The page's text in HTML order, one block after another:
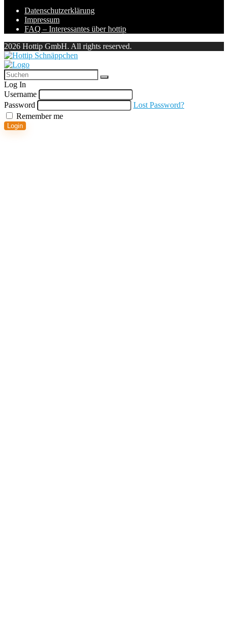
Datenschutzerklärung
Impressum
FAQ – Interessantes über hottip
2026 Hottip GmbH. All rights reserved.
Log In
Username
Password
Lost Password?
Remember me
Login